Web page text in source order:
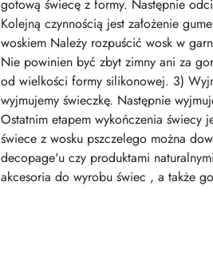
gotową świecę z formy. Następnie
Kolejną czynnością jest założenie
woskiem Należy rozpuścić wosk w
Nie powinien być zbyt zimny ani za
od wielkości formy silikonowej. 3)
wyjmujemy świeczkę. Następnie
Ostatnim etapem wykończenia świecy
świece z wosku pszczelego można
decopage'u czy produktami
akcesoria do wyrobu świec , a także